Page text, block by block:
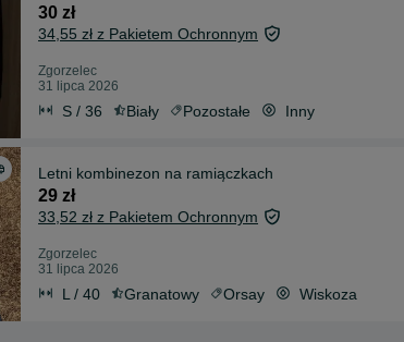
30 zł
34,55 zł z Pakietem Ochronnym
Zgorzelec
31 lipca 2026
S / 36 Biały Pozostałe Inny
Letni kombinezon na ramiączkach
29 zł
33,52 zł z Pakietem Ochronnym
Zgorzelec
31 lipca 2026
L / 40 Granatowy Orsay Wiskoza